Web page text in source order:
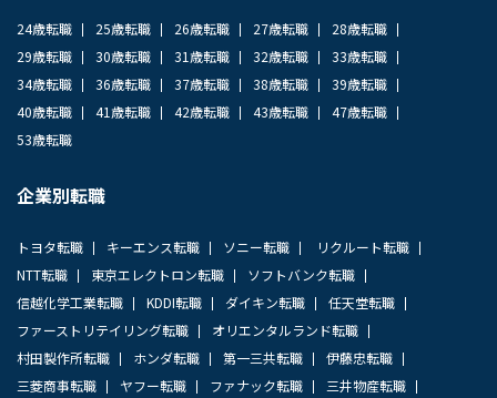
24歳転職 25歳転職 26歳転職 27歳転職
28歳転職
29歳転職
30歳転職 31歳転職 32歳転職
33歳転職
34歳転職
36歳転職 37歳転職 38歳転職
39歳転職
40歳転職
41歳転職 42歳転職 43歳転職
47歳転職
53歳転職
企業別転職
トヨタ転職 キーエンス転職 ソニー転職
リクルート転職
NTT転職
東京エレクトロン転職
ソフトバンク転職
信越化学工業転職
KDDI転職 ダイキン転職
任天堂転職
ファーストリテイリング転職
オリエンタルランド転職
村田製作所転職
ホンダ転職 第一三共転職
伊藤忠転職
三菱商事転職
ヤフー転職 ファナック転職
三井物産転職